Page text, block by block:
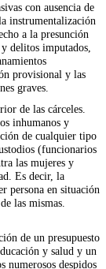
con ausencia de
instrumentalización
a la presunción
delitos imputados,
provisional y las
graves.
de las cárceles.
inhumanos y
de cualquier tipo
(funcionarios
las mujeres y
Es decir, la
persona en situación
las mismas.
de un presupuesto
y salud y un
numerosos despidos